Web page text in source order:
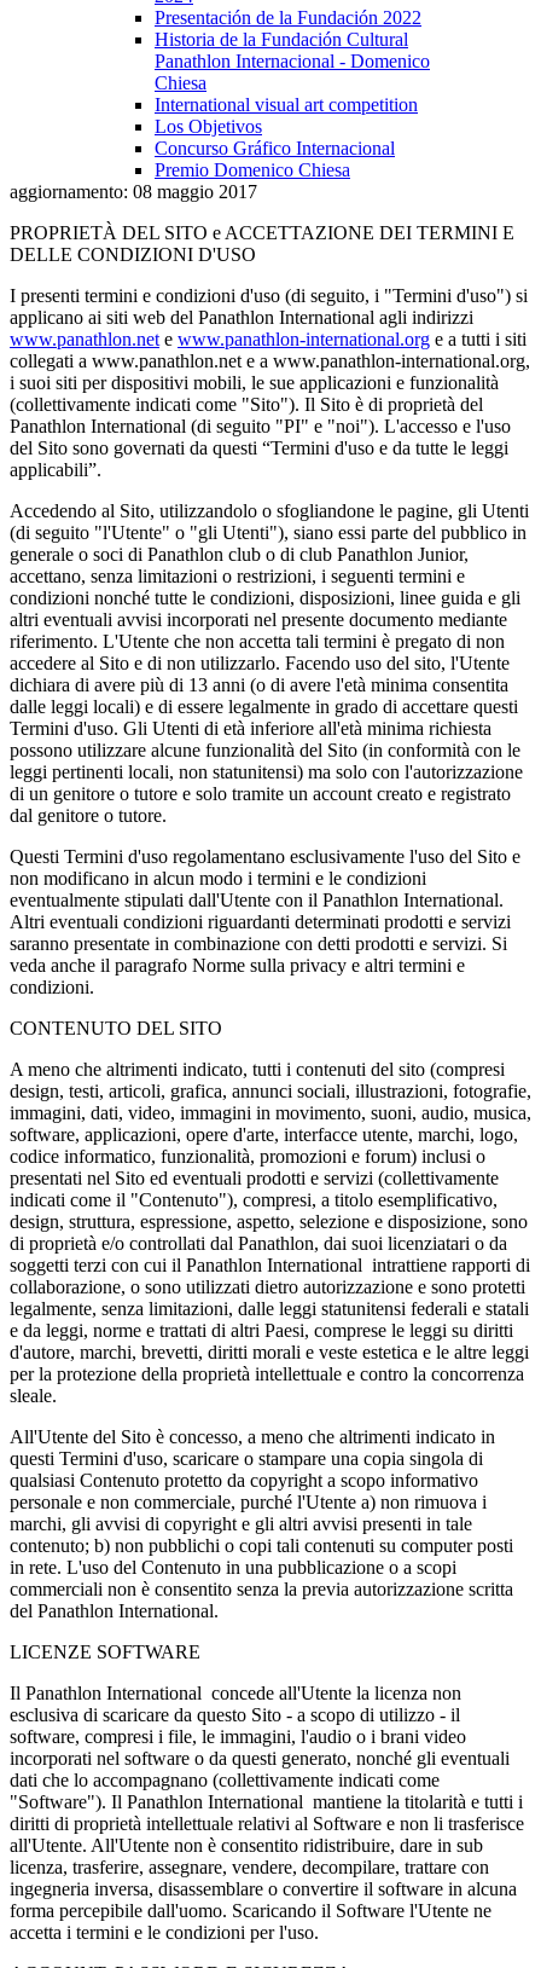
Presentación de la Fundación 2022
Historia de la Fundación Cultural
Panathlon Internacional - Domenico
Chiesa
International visual art competition
Los Objetivos
Concurso Gráfico Internacional
Premio Domenico Chiesa
aggiornamento: 08 maggio 2017
PROPRIETÀ DEL SITO e ACCETTAZIONE DEI TERMINI E
DELLE CONDIZIONI D'USO
I presenti termini e condizioni d'uso (di seguito, i "Termini d'uso") si
applicano ai siti web del Panathlon International agli indirizzi
www.panathlon.net e www.panathlon-international.org e a tutti i siti
collegati a www.panathlon.net e a www.panathlon-international.org,
i suoi siti per dispositivi mobili, le sue applicazioni e funzionalità
(collettivamente indicati come "Sito"). Il Sito è di proprietà del
Panathlon International (di seguito "PI" e "noi"). L'accesso e l'uso
del Sito sono governati da questi “Termini d'uso e da tutte le leggi
applicabili”.
Accedendo al Sito, utilizzandolo o sfogliandone le pagine, gli Utenti
(di seguito "l'Utente" o "gli Utenti"), siano essi parte del pubblico in
generale o soci di Panathlon club o di club Panathlon Junior,
accettano, senza limitazioni o restrizioni, i seguenti termini e
condizioni nonché tutte le condizioni, disposizioni, linee guida e gli
altri eventuali avvisi incorporati nel presente documento mediante
riferimento. L'Utente che non accetta tali termini è pregato di non
accedere al Sito e di non utilizzarlo. Facendo uso del sito, l'Utente
dichiara di avere più di 13 anni (o di avere l'età minima consentita
dalle leggi locali) e di essere legalmente in grado di accettare questi
Termini d'uso. Gli Utenti di età inferiore all'età minima richiesta
possono utilizzare alcune funzionalità del Sito (in conformità con le
leggi pertinenti locali, non statunitensi) ma solo con l'autorizzazione
di un genitore o tutore e solo tramite un account creato e registrato
dal genitore o tutore.
Questi Termini d'uso regolamentano esclusivamente l'uso del Sito e
non modificano in alcun modo i termini e le condizioni
eventualmente stipulati dall'Utente con il Panathlon International.
Altri eventuali condizioni riguardanti determinati prodotti e servizi
saranno presentate in combinazione con detti prodotti e servizi. Si
veda anche il paragrafo Norme sulla privacy e altri termini e
condizioni.
CONTENUTO DEL SITO
A meno che altrimenti indicato, tutti i contenuti del sito (compresi
design, testi, articoli, grafica, annunci sociali, illustrazioni, fotografie,
immagini, dati, video, immagini in movimento, suoni, audio, musica,
software, applicazioni, opere d'arte, interfacce utente, marchi, logo,
codice informatico, funzionalità, promozioni e forum) inclusi o
presentati nel Sito ed eventuali prodotti e servizi (collettivamente
indicati come il "Contenuto"), compresi, a titolo esemplificativo,
design, struttura, espressione, aspetto, selezione e disposizione, sono
di proprietà e/o controllati dal Panathlon, dai suoi licenziatari o da
soggetti terzi con cui il Panathlon International intrattiene rapporti di
collaborazione, o sono utilizzati dietro autorizzazione e sono protetti
legalmente, senza limitazioni, dalle leggi statunitensi federali e statali
e da leggi, norme e trattati di altri Paesi, comprese le leggi su diritti
d'autore, marchi, brevetti, diritti morali e veste estetica e le altre leggi
per la protezione della proprietà intellettuale e contro la concorrenza
sleale.
All'Utente del Sito è concesso, a meno che altrimenti indicato in
questi Termini d'uso, scaricare o stampare una copia singola di
qualsiasi Contenuto protetto da copyright a scopo informativo
personale e non commerciale, purché l'Utente a) non rimuova i
marchi, gli avvisi di copyright e gli altri avvisi presenti in tale
contenuto; b) non pubblichi o copi tali contenuti su computer posti
in rete. L'uso del Contenuto in una pubblicazione o a scopi
commerciali non è consentito senza la previa autorizzazione scritta
del Panathlon International.
LICENZE SOFTWARE
Il Panathlon International concede all'Utente la licenza non
esclusiva di scaricare da questo Sito - a scopo di utilizzo - il
software, compresi i file, le immagini, l'audio o i brani video
incorporati nel software o da questi generato, nonché gli eventuali
dati che lo accompagnano (collettivamente indicati come
"Software"). Il Panathlon International mantiene la titolarità e tutti i
diritti di proprietà intellettuale relativi al Software e non li trasferisce
all'Utente. All'Utente non è consentito ridistribuire, dare in sub
licenza, trasferire, assegnare, vendere, decompilare, trattare con
ingegneria inversa, disassemblare o convertire il software in alcuna
forma percepibile dall'uomo. Scaricando il Software l'Utente ne
accetta i termini e le condizioni per l'uso.